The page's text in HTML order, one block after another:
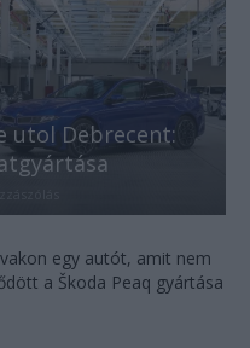
utol Debrecent:
egy autót, amit nem
a Škoda Peaq gyártása